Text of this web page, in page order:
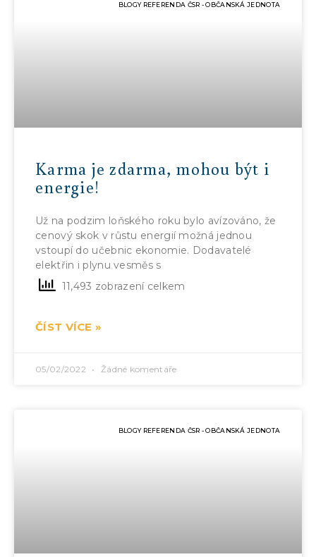
BLOGY REFERENDA ČSR - OBČANSKÁ JEDNOTA
Karma je zdarma, mohou být i
energie!
Už na podzim loňského roku bylo avízováno, že
cenový skok v růstu energií možná jednou
vstoupí do učebnic ekonomie. Dodavatelé
elektřin i plynu vesměs s
11,493 zobrazení celkem
ČÍST VÍCE »
05/02/2022 Žádné komentáře
BLOGY REFERENDA ČSR - OBČANSKÁ JEDNOTA